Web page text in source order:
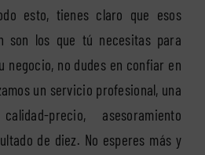
esto, tienes claro que esos
son los que tú necesitas para
negocio, no dudes en confiar en
un servicio profesional, una
precio, asesoramiento
de diez. No esperes más y